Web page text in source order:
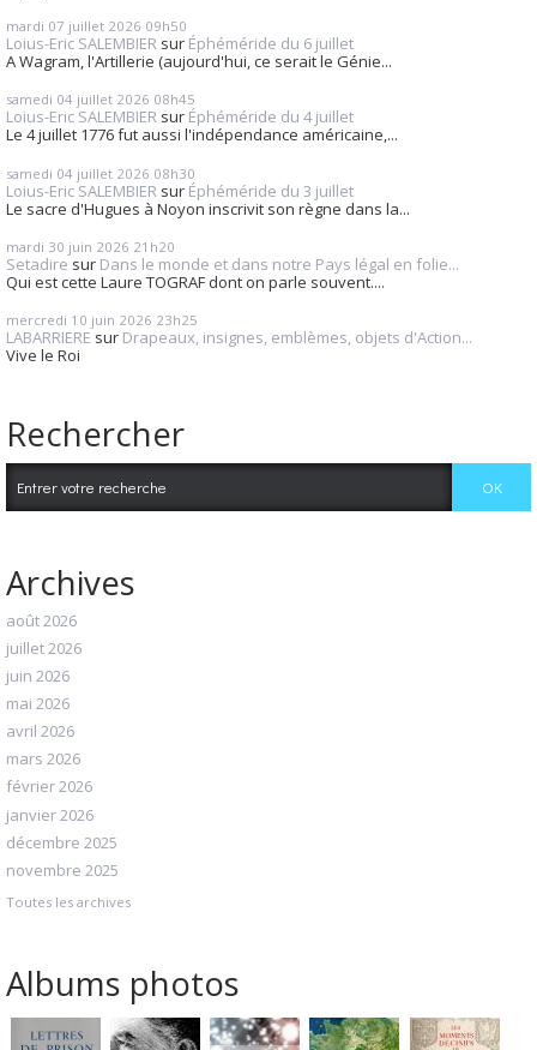
mardi 07 juillet 2026 09h50
Loius-Eric SALEMBIER sur Éphéméride du 6 juillet
A Wagram, l'Artillerie (aujourd'hui, ce serait le Génie...
samedi 04 juillet 2026 08h45
Loius-Eric SALEMBIER sur Éphéméride du 4 juillet
Le 4 juillet 1776 fut aussi l'indépendance américaine,...
samedi 04 juillet 2026 08h30
Loius-Eric SALEMBIER sur Éphéméride du 3 juillet
Le sacre d'Hugues à Noyon inscrivit son règne dans la...
mardi 30 juin 2026 21h20
Setadire sur Dans le monde et dans notre Pays légal en folie...
Qui est cette Laure TOGRAF dont on parle souvent....
mercredi 10 juin 2026 23h25
LABARRIERE sur Drapeaux, insignes, emblèmes, objets d'Action...
Vive le Roi
Rechercher
Archives
août 2026
juillet 2026
juin 2026
mai 2026
avril 2026
mars 2026
février 2026
janvier 2026
décembre 2025
novembre 2025
Toutes les archives
Albums photos